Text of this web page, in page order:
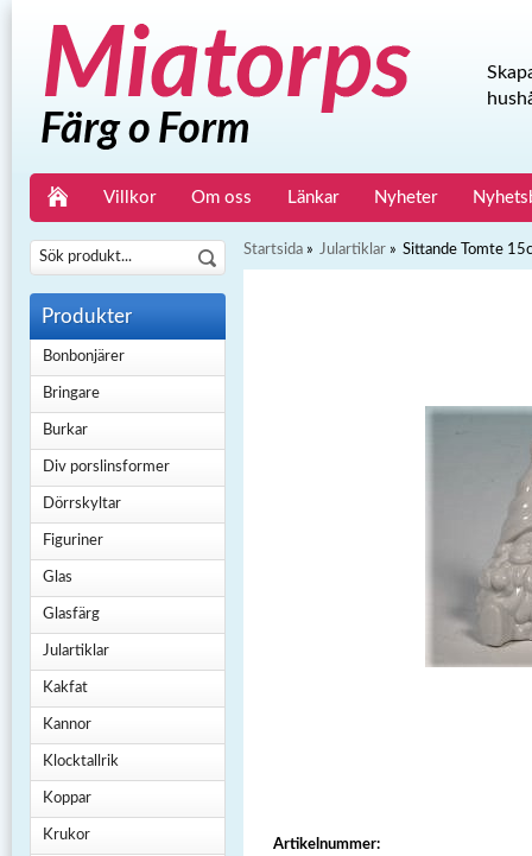
Villkor Om oss Länkar Nyheter
Produkter
Bonbonjärer
Bringare
Burkar
Div porslinsformer
Dörrskyltar
Figuriner
Glas
Glasfärg
Julartiklar
Kakfat
Kannor
Klocktallrik
Koppar
Krukor
Startsida » Julartiklar » Sittande Tomte
Artikelnummer: